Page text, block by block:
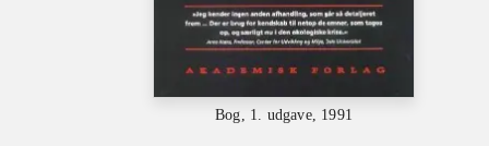
Bog, 1. udgave, 1991